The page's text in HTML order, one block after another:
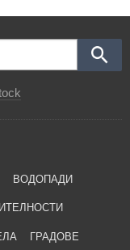
ВОДОПАДИ
ГРАДОВЕ